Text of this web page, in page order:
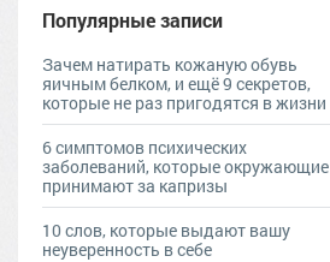
Популярные записи
Зачем натирать кожаную обувь
яичным белком, и ещё 9 секретов,
которые не раз пригодятся в жизни
6 симптомов психических
заболеваний, которые окружающие
принимают за капризы
10 слов, которые выдают вашу
неуверенность в себе